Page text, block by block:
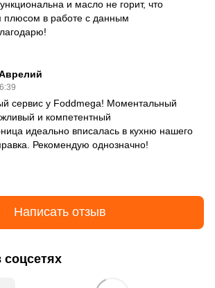
и масло не горит, что
плюсом в работе с данным
сервис у Foddmega! Моментальный
и компетентный
идеально вписалась в кухню нашего
Рекомендую однозначно!
Написать отзыв